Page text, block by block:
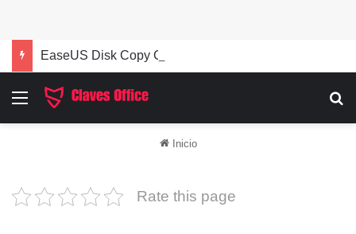
Menú
Inicio
Rate this page